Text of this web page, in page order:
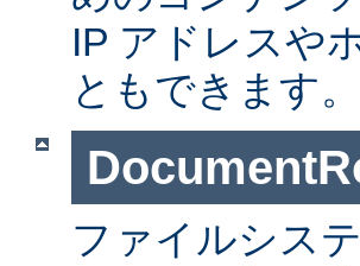
IP アドレスや
ともできます。
ファイルシス